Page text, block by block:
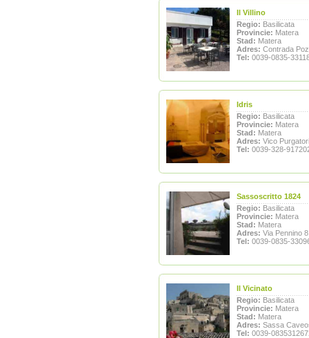
Il Villino
Regio: Basilicata
Provincie: Matera
Stad: Matera
Adres: Contrada
Tel: 0039-0835-
Idris
Regio: Basilicata
Provincie: Matera
Stad: Matera
Adres: Vico
Tel: 0039-328-
Sassoscritto 1824
Regio: Basilicata
Provincie: Matera
Stad: Matera
Adres: Via Pennino 8
Tel: 0039-0835-
Il Vicinato
Regio: Basilicata
Provincie: Matera
Stad: Matera
Adres: Sassa
Tel: 0039-